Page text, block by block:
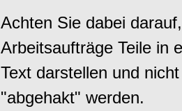
Achten Sie dabei
Arbeitsaufträge Teile in
Text darstellen und
"abgehakt" werden.